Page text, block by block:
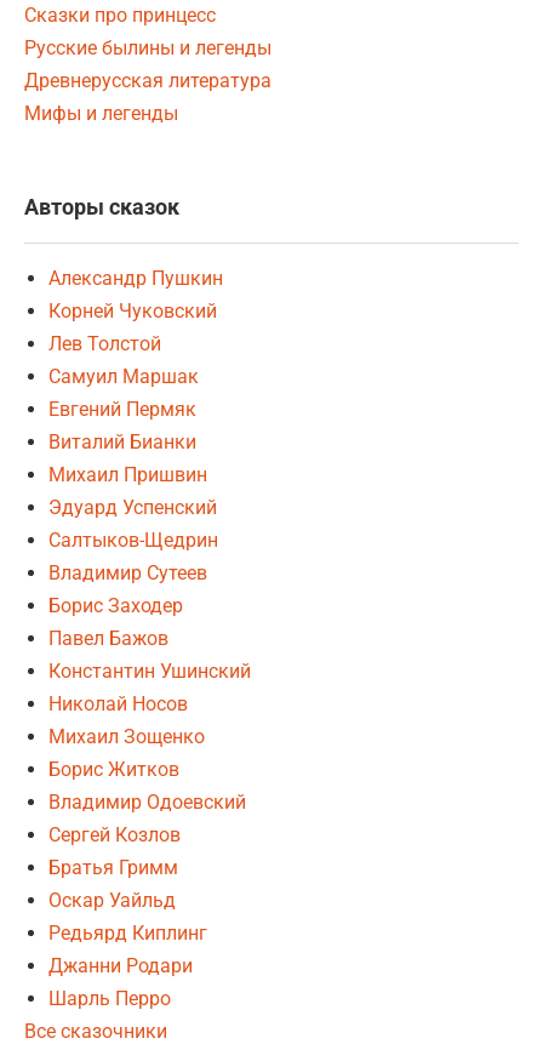
Сказки про принцесс
Русские былины и легенды
Древнерусская литература
Мифы и легенды
Авторы сказок
Александр Пушкин
Корней Чуковский
Лев Толстой
Самуил Маршак
Евгений Пермяк
Виталий Бианки
Михаил Пришвин
Эдуард Успенский
Салтыков-Щедрин
Владимир Сутеев
Борис Заходер
Павел Бажов
Константин Ушинский
Николай Носов
Михаил Зощенко
Борис Житков
Владимир Одоевский
Сергей Козлов
Братья Гримм
Оскар Уайльд
Редьярд Киплинг
Джанни Родари
Шарль Перро
Все сказочники